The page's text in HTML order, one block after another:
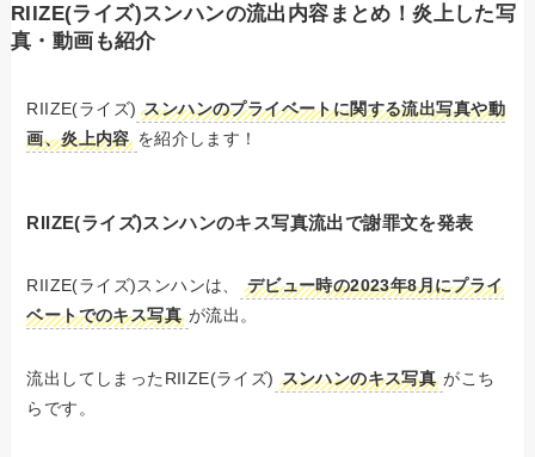
RIIZE(ライズ)スンハンの流出内容まとめ！炎上した写
真・動画も紹介
RIIZE(ライズ) スンハンのプライベートに関する流出写真や動
画、炎上内容 を紹介します！
RIIZE(ライズ)スンハンのキス写真流出で謝罪文を発表
RIIZE(ライズ)スンハンは、
デビュー時の2023年8月にプライ
ベートでのキス写真 が流出。
流出してしまったRIIZE(ライズ) スンハンのキス写真 がこち
らです。